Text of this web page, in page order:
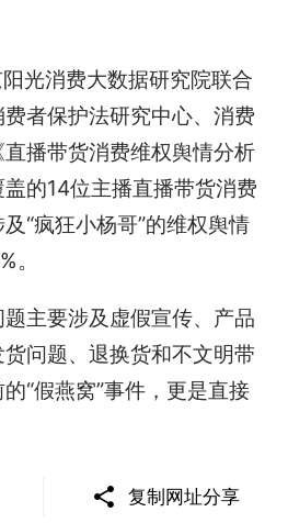
光消费大数据研究院联合
者保护法研究中心、消费
播带货消费维权舆情分析
的14位主播直播带货消费
“疯狂小杨哥”的维权舆情
。
主要涉及虚假宣传、产品
问题、退换货和不文明带
“假燕窝”事件，更是直接
问题，核心在于供应链。
复制网址分享